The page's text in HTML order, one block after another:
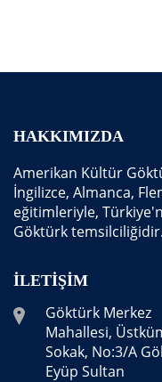
HAKKIMIZDA
Amerikan Kültür
İngilizce, Almanca,
eğitimleriyle,
Göktürk temsilciliğidir.
İLETIŞIM
Göktürk Merkez
Mahallesi,
Sokak, No:3/A
Eyüp Sultan